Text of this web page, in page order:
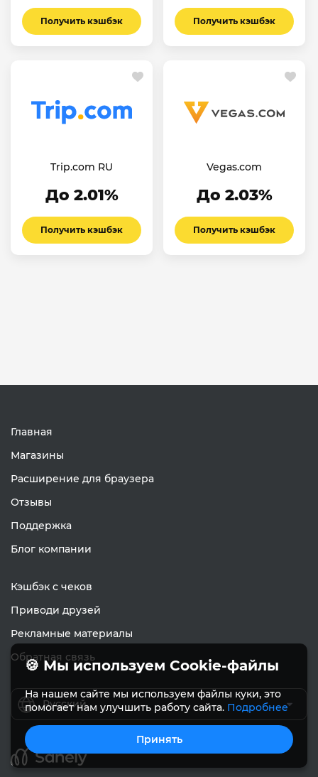
Получить кэшбэк Получить кэшбэк
Trip.com RU
До 2.01%
Получить кэшбэк
Vegas.com
До 2.03%
Получить кэшбэк
Главная
Магазины
Расширение для браузера
Отзывы
Поддержка
Блог компании
Кэшбэк с чеков
Приводи друзей
Рекламные материалы
Обратная связь
Русский
🍪 Мы используем Cookie-файлы
На нашем сайте мы используем файлы куки, это
помогает нам улучшить работу сайта. Подробнее
Принять